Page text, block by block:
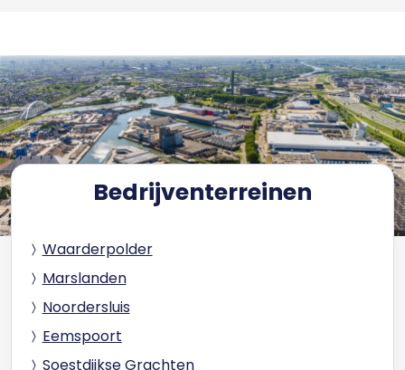
Bedrijventerreinen
Waarderpolder
Marslanden
Noordersluis
Eemspoort
Soestdijkse Grachten